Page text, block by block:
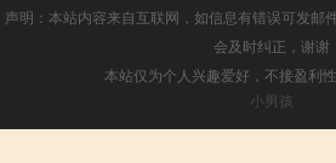
声明：本站内容来自互联网，如信息有错误可发邮
会及时纠正，谢谢
本站仅为个人兴趣爱好，不接盈利
小男孩